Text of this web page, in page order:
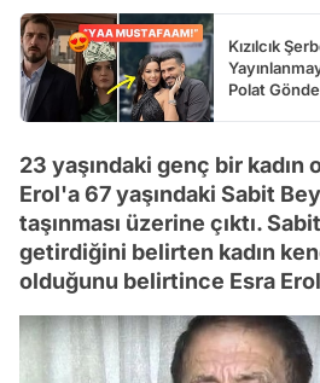
Kızılcık
Polat
23 yaşındaki genç bir kadın
Erol'a 67 yaşındaki Sabit
taşınması üzerine çıktı.
getirdiğini belirten kadın
olduğunu belirtince Esra Erol